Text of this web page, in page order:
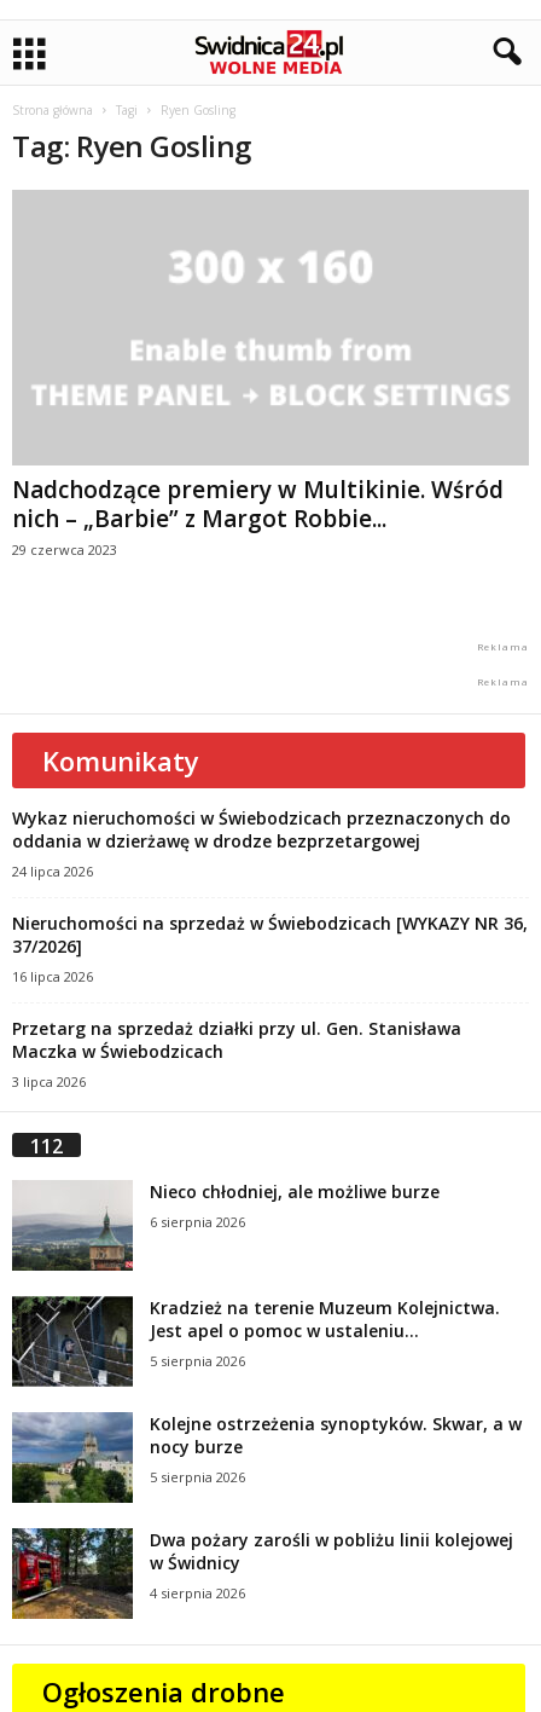
Strona główna Tagi Ryen Gosling
Tag: Ryen Gosling
Nadchodzące premiery w Multikinie. Wśród
nich – „Barbie” z Margot Robbie...
29 czerwca 2023
Komunikaty
Wykaz nieruchomości w Świebodzicach przeznaczonych do
oddania w dzierżawę w drodze bezprzetargowej
24 lipca 2026
Nieruchomości na sprzedaż w Świebodzicach [WYKAZY NR 36,
37/2026]
16 lipca 2026
Przetarg na sprzedaż działki przy ul. Gen. Stanisława
Maczka w Świebodzicach
3 lipca 2026
112
Nieco chłodniej, ale możliwe burze
6 sierpnia 2026
Kradzież na terenie Muzeum Kolejnictwa.
Jest apel o pomoc w ustaleniu...
5 sierpnia 2026
Kolejne ostrzeżenia synoptyków. Skwar, a w
nocy burze
5 sierpnia 2026
Dwa pożary zarośli w pobliżu linii kolejowej
w Świdnicy
4 sierpnia 2026
Ogłoszenia drobne